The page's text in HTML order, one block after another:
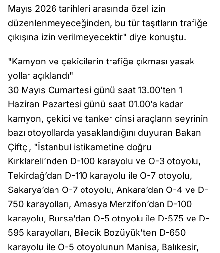
Mayıs 2026 tarihleri arasında özel izin
düzenlenmeyeceğinden, bu tür taşıtların trafiğe
çıkışına izin verilmeyecektir" diye konuştu.
"Kamyon ve çekicilerin trafiğe çıkması yasak
yollar açıklandı"
30 Mayıs Cumartesi günü saat 13.00’ten 1
Haziran Pazartesi günü saat 01.00’a kadar
kamyon, çekici ve tanker cinsi araçların seyrinin
bazı otoyollarda yasaklandığını duyuran Bakan
Çiftçi, "İstanbul istikametine doğru
Kırklareli’nden D-100 karayolu ve O-3 otoyolu,
Tekirdağ’dan D-110 karayolu ile O-7 otoyolu,
Sakarya’dan O-7 otoyolu, Ankara’dan O-4 ve D-
750 karayolları, Amasya Merzifon’dan D-100
karayolu, Bursa’dan O-5 otoyolu ile D-575 ve D-
595 karayolları, Bilecik Bozüyük’ten D-650
karayolu ile O-5 otoyolunun Manisa, Balıkesir,